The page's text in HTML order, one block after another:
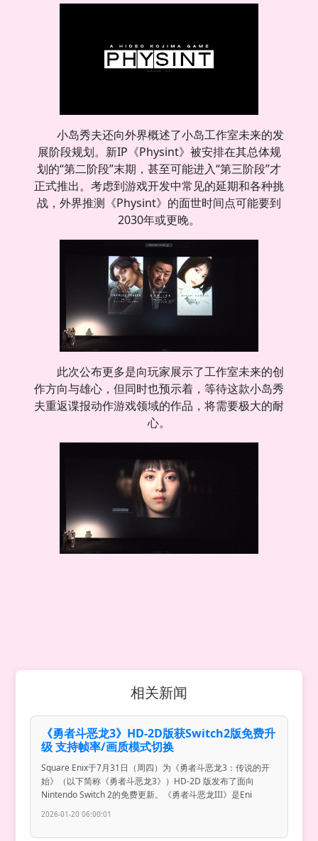
小岛秀夫还向外界概述了小岛工作室未来的发
展阶段规划。新IP《Physint》被安排在其总体规
划的“第二阶段”末期，甚至可能进入“第三阶段”才
正式推出。考虑到游戏开发中常见的延期和各种挑
战，外界推测《Physint》的面世时间点可能要到
2030年或更晚。
此次公布更多是向玩家展示了工作室未来的创
作方向与雄心，但同时也预示着，等待这款小岛秀
夫重返谍报动作游戏领域的作品，将需要极大的耐
心。
相关新闻
《勇者斗恶龙3》HD-2D版获Switch2版免费升
级 支持帧率/画质模式切换
Square Enix于7月31日（周四）为《勇者斗恶龙3：传说的开
始》（以下简称《勇者斗恶龙3》）HD-2D 版发布了面向
Nintendo Switch 2的免费更新。《勇者斗恶龙III》是Eni
2026-01-20 06:00:01